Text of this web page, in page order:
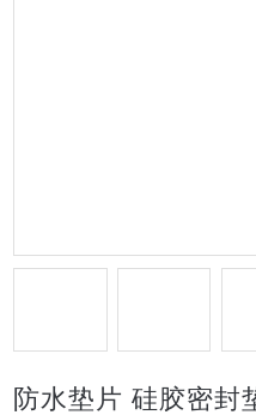
防水垫片 硅胶密封